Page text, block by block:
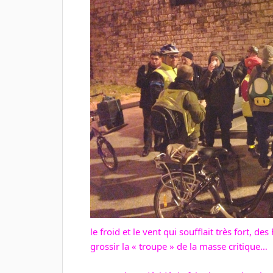
le froid et le vent qui soufflait très fort,
grossir la « troupe » de la masse critique…